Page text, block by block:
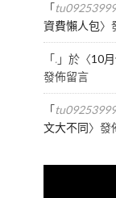
「
資費懶人包〉
「.」於〈10
發佈留言
「
文大不同〉發